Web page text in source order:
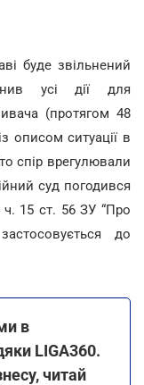
буде звільнений
усі дії для
(протягом 48
описом ситуації в
спір врегулювали
суд погодився
15 ст. 56 ЗУ “Про
до
в
LIGA360.
читай